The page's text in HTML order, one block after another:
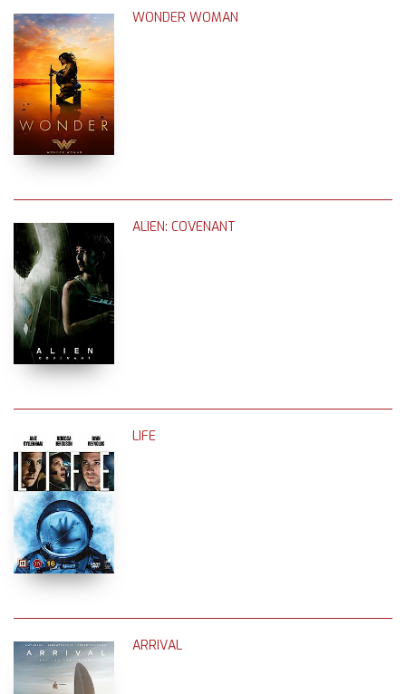
WONDER WOMAN
ALIEN: COVENANT
LIFE
ARRIVAL